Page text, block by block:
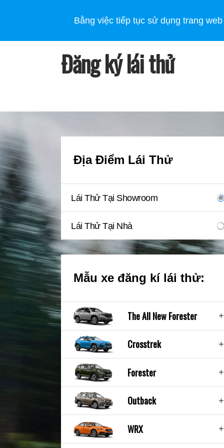
Bằng việc tiếp tục sử dụng trang
CÁC MẪU XE SUBARU SỰ KHÁC BIỆT CỦA SUBARU
Đăng ký lái thử
Địa Điểm Lái Thử
Lái Thử Tại Showroom
Lái Thử Tại Nhà
Mẫu xe đăng kí lái thử:
The All New Forester
Crosstrek
Forester
Outback
WRX